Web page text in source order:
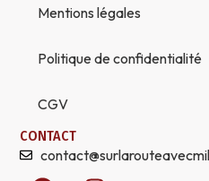
Mentions légales
Politique de confidentialité
CGV
CONTACT